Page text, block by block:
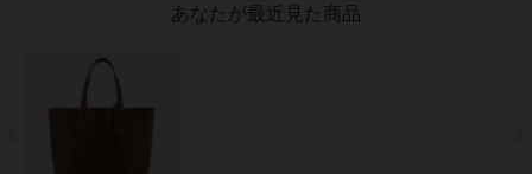
あなたが最近見た商品